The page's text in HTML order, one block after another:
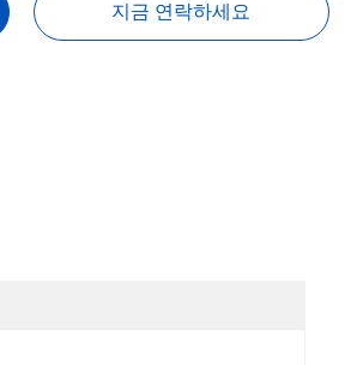
지금 연락하세요